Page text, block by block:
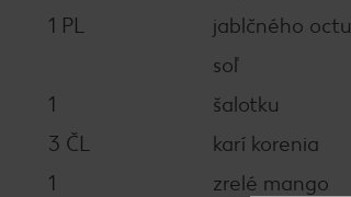
1 PL
jablčného octu
soľ
1
šalotku
3 ČL
karí korenia
1
zrelé mango